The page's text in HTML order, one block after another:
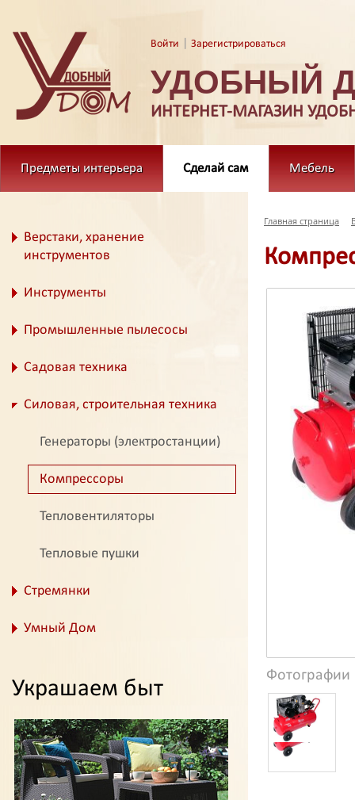
Войти Зарегистрироваться
УДОБНЫЙ
ИНТЕРНЕТ-МАГАЗИН
Предметы интерьера Сделай сам Мебель
Верстаки, хранение
инструментов
Инструменты
Промышленные пылесосы
Садовая техника
Силовая, строительная техника
Генераторы (электростанции)
Компрессоры
Тепловентиляторы
Тепловые пушки
Стремянки
Умный Дом
Украшаем быт
Главная страница
Фотографии